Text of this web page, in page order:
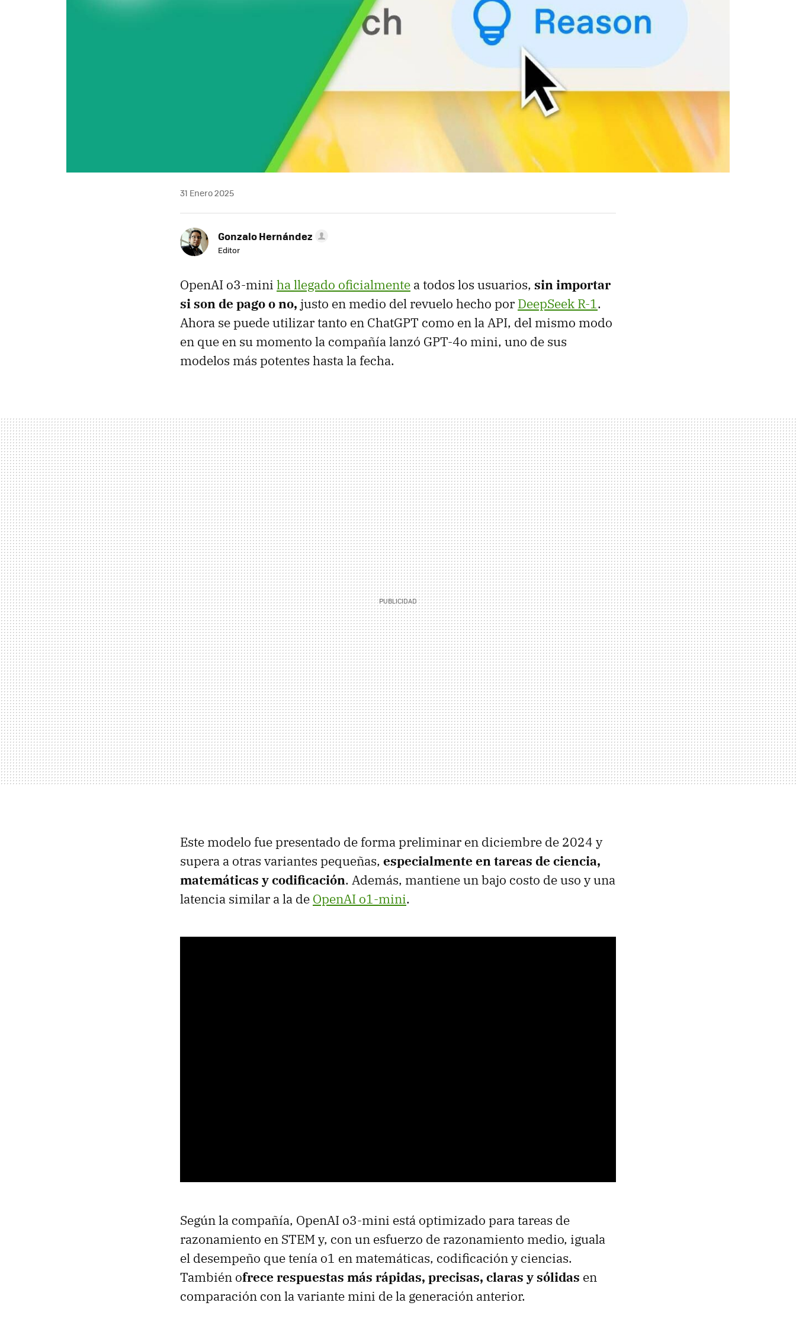
31 Enero 2025
Gonzalo Hernández
Editor
OpenAI o3-mini ha llegado oficialmente a todos los usuarios, sin importar
si son de pago o no, justo en medio del revuelo hecho por DeepSeek R-1.
Ahora se puede utilizar tanto en ChatGPT como en la API, del mismo modo
en que en su momento la compañía lanzó GPT-4o mini, uno de sus
modelos más potentes hasta la fecha.
Este modelo fue presentado de forma preliminar en diciembre de 2024 y
supera a otras variantes pequeñas, especialmente en tareas de ciencia,
matemáticas y codificación. Además, mantiene un bajo costo de uso y una
latencia similar a la de OpenAI o1-mini.
Según la compañía, OpenAI o3-mini está optimizado para tareas de
razonamiento en STEM y, con un esfuerzo de razonamiento medio, iguala
el desempeño que tenía o1 en matemáticas, codificación y ciencias.
También ofrece respuestas más rápidas, precisas, claras y sólidas en
comparación con la variante mini de la generación anterior.